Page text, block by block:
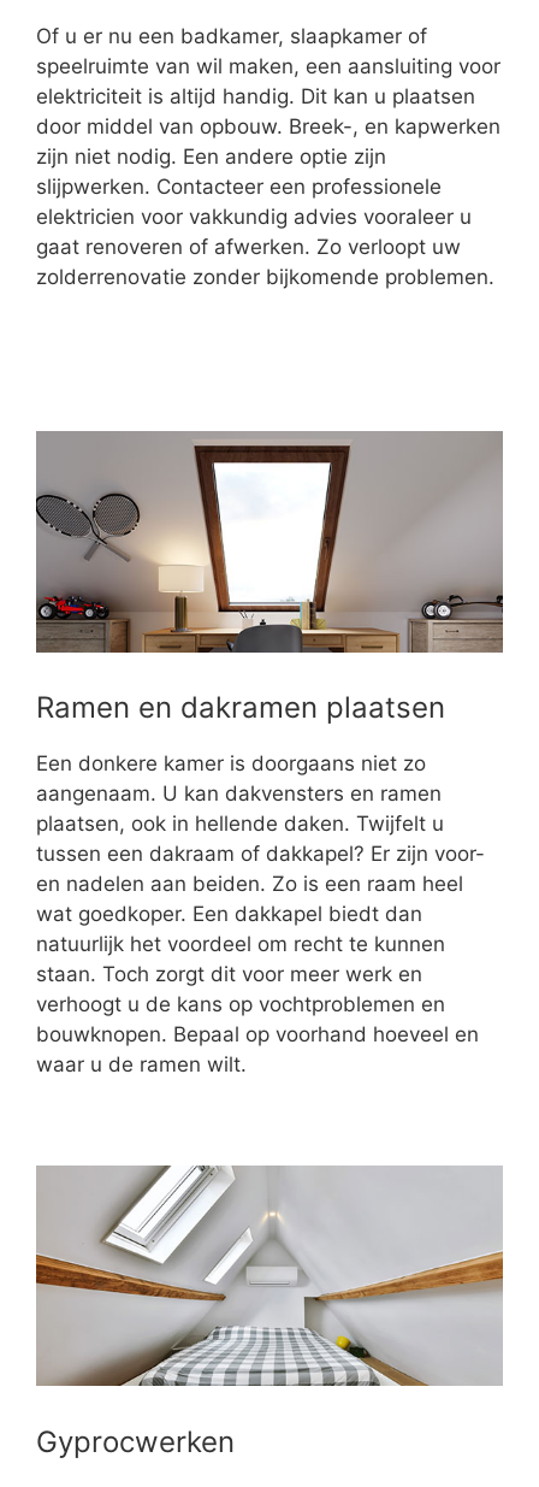
Of u er nu een badkamer, slaapkamer of
speelruimte van wil maken, een aansluiting voor
elektriciteit is altijd handig. Dit kan u plaatsen
door middel van opbouw. Breek-, en kapwerken
zijn niet nodig. Een andere optie zijn
slijpwerken. Contacteer een professionele
elektricien voor vakkundig advies vooraleer u
gaat renoveren of afwerken. Zo verloopt uw
zolderrenovatie zonder bijkomende problemen.
Ramen en dakramen plaatsen
Een donkere kamer is doorgaans niet zo
aangenaam. U kan dakvensters en ramen
plaatsen, ook in hellende daken. Twijfelt u
tussen een dakraam of dakkapel? Er zijn voor-
en nadelen aan beiden. Zo is een raam heel
wat goedkoper. Een dakkapel biedt dan
natuurlijk het voordeel om recht te kunnen
staan. Toch zorgt dit voor meer werk en
verhoogt u de kans op vochtproblemen en
bouwknopen. Bepaal op voorhand hoeveel en
waar u de ramen wilt.
Gyprocwerken